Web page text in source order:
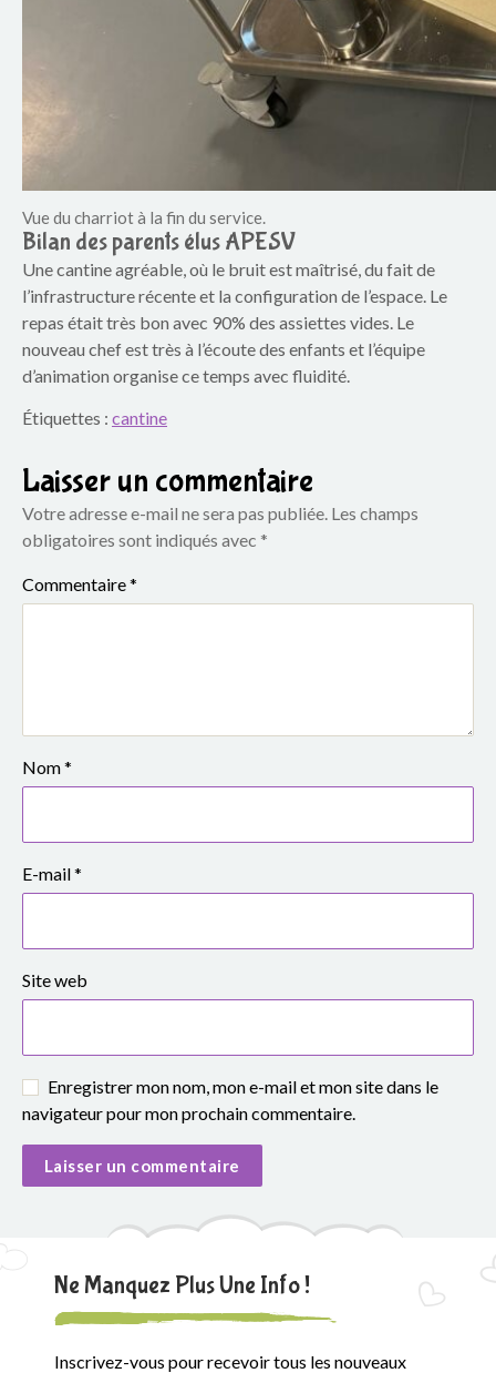
Vue du charriot à la fin du service.
Bilan des parents élus APESV
Une cantine agréable, où le bruit est maîtrisé, du fait de
l’infrastructure récente et la configuration de l’espace. Le
repas était très bon avec 90% des assiettes vides. Le
nouveau chef est très à l’écoute des enfants et l’équipe
d’animation organise ce temps avec fluidité.
Étiquettes : cantine
Laisser un commentaire
Votre adresse e-mail ne sera pas publiée. Les champs
obligatoires sont indiqués avec *
Commentaire*
Nom*
E-mail*
Site web
Enregistrer mon nom, mon e-mail et mon site dans le
navigateur pour mon prochain commentaire.
Ne Manquez Plus Une Info !
Inscrivez-vous pour recevoir tous les nouveaux